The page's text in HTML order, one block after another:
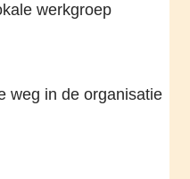
werkgroep
weg in de organisatie